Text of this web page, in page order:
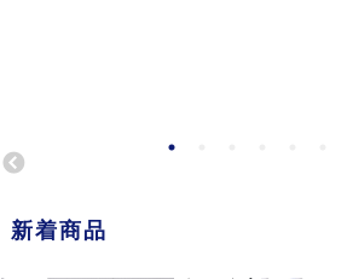
新着商品